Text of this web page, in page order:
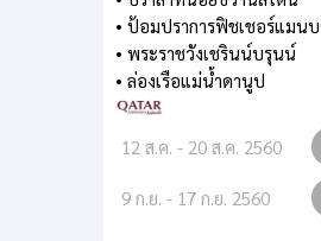
• ป้อมปราการฟิชเชอร์แมนบ
• พระราชวังเชรินน์บรุนน์
• ล่องเรือแม่น้ำดานูป
12 ส.ค. - 20 ส.ค. 2560
9 ก.ย. - 17 ก.ย. 2560